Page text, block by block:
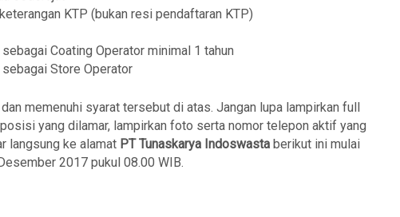
KTP (bukan resi pendaftaran KTP)
Coating Operator minimal 1 tahun
Store Operator
memenuhi syarat tersebut di atas. Jangan lupa lampirkan full
yang dilamar, lampirkan foto serta nomor telepon aktif yang
langsung ke alamat PT Tunaskarya Indoswasta berikut ini mulai
2017 pukul 08.00 WIB.